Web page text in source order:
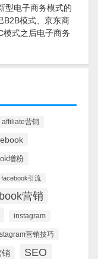
型电子商务模式的
B2B模式、京东商
模式之后电子商务
affiliate营销
增粉
facebook引流
营销
instagram
营销技巧
SEO